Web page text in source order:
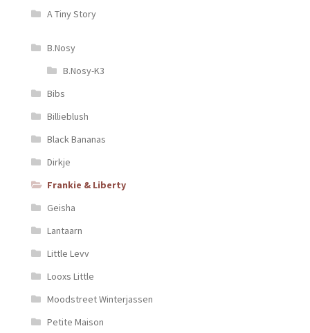
A Tiny Story
B.Nosy
B.Nosy-K3
Bibs
Billieblush
Black Bananas
Dirkje
Frankie & Liberty
Geisha
Lantaarn
Little Levv
Looxs Little
Moodstreet Winterjassen
Petite Maison